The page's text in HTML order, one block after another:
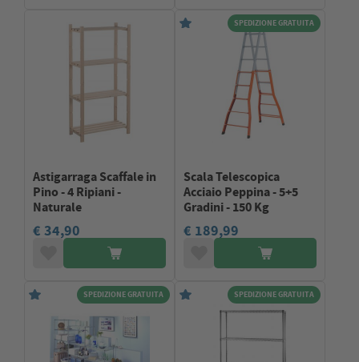
Astigarraga Scaffale in
Pino - 4 Ripiani -
Naturale
€ 34,90
SPEDIZIONE GRATUITA
Scala Telescopica
Acciaio Peppina - 5+5
Gradini - 150 Kg
€ 189,99
SPEDIZIONE GRATUITA SPEDIZIONE GRATUITA